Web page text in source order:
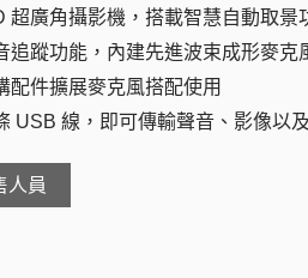
超廣角攝影機，搭載智慧自動取景
追蹤功能，內建先進波束成形麥克
配件擴展麥克風搭配使用
USB 線，即可傳輸聲音、影像以
人員